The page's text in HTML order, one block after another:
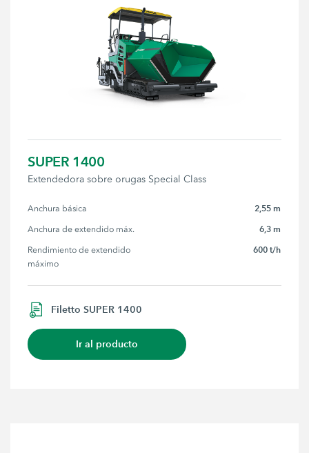
SUPER 1400
Extendedora sobre orugas Special Class
Anchura básica 2,55 m
Anchura de extendido máx. 6,3 m
Rendimiento de extendido
máximo
600 t/h
Filetto SUPER 1400
Ir al producto